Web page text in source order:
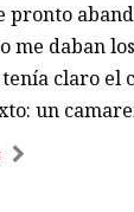
pronto
me daban
claro el
un